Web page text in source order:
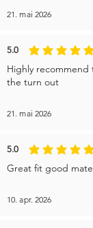
21. mai 2026
5.0
gjennomsnittlig
Highly recommend
the turn out
21. mai 2026
5.0
gjennomsnittlig
Great fit good
10. apr. 2026